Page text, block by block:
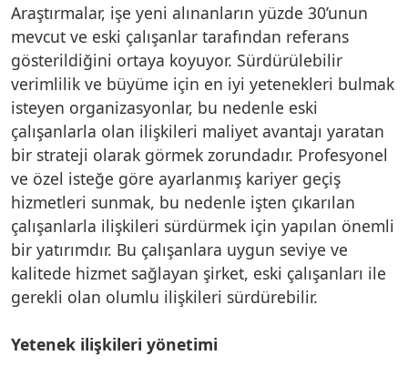
Araştırmalar, işe yeni alınanların yüzde 30’unun
mevcut ve eski çalışanlar tarafından referans
gösterildiğini ortaya koyuyor. Sürdürülebilir
verimlilik ve büyüme için en iyi yetenekleri bulmak
isteyen organizasyonlar, bu nedenle eski
çalışanlarla olan ilişkileri maliyet avantajı yaratan
bir strateji olarak görmek zorundadır. Profesyonel
ve özel isteğe göre ayarlanmış kariyer geçiş
hizmetleri sunmak, bu nedenle işten çıkarılan
çalışanlarla ilişkileri sürdürmek için yapılan önemli
bir yatırımdır. Bu çalışanlara uygun seviye ve
kalitede hizmet sağlayan şirket, eski çalışanları ile
gerekli olan olumlu ilişkileri sürdürebilir.
Yetenek ilişkileri yönetimi